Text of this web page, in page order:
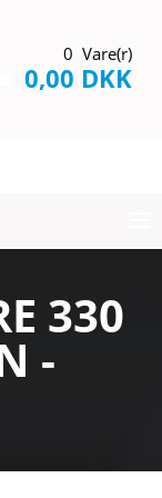
0 Vare(r)
0,00 DKK
330
-